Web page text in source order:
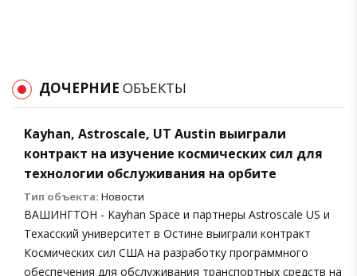
ДОЧЕРНИЕ ОБЪЕКТЫ
Kayhan, Astroscale, UT Austin выиграли
контракт на изучение космических сил для
технологии обслуживания на орбите
Тип объекта: Новости
ВАШИНГТОН - Kayhan Space и партнеры Astroscale US и
Техасский университет в Остине выиграли контракт
Космических сил США на разработку программного
обеспечения для обслуживания транспортных средств на